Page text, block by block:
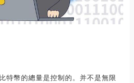
特幣的總量是控制的。并不是無限